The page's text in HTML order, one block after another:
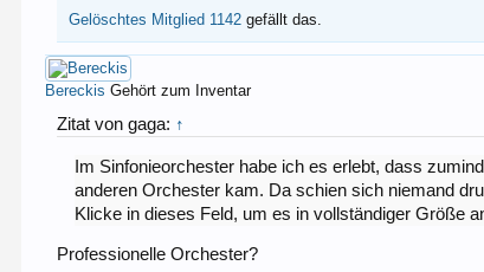
Gelöschtes Mitglied 1142 gefällt das.
Bereckis Gehört zum Inventar
Zitat von gaga: ↑
Im Sinfonieorchester habe ich es erlebt, dass
anderen Orchester kam. Da schien sich niemand
Klicke in dieses Feld, um es in vollständiger Größe
Professionelle Orchester?